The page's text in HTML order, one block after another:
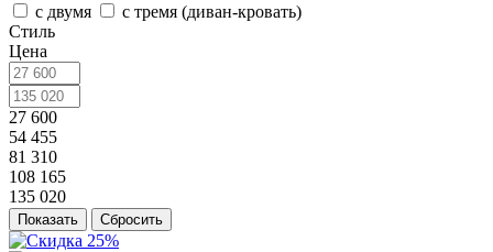
с двумя
с тремя (диван-кровать)
Стиль
Цена
27 600
54 455
81 310
108 165
135 020
Сбросить